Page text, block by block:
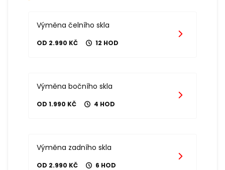
Výměna čelního skla
OD 2.990 KČ 12 HOD
Výměna bočního skla
OD 1.990 KČ 4 HOD
Výměna zadního skla
OD 2.990 KČ 6 HOD